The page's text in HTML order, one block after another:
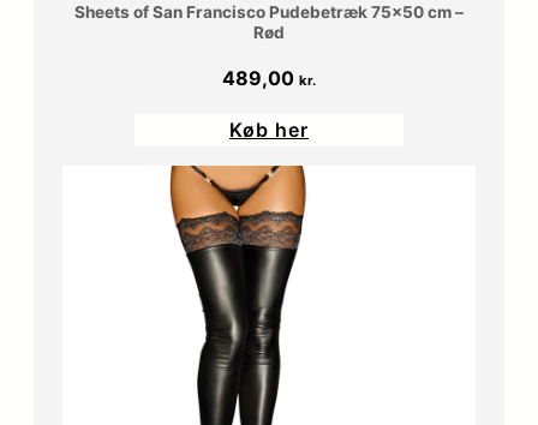
r
.
.
Sheets of San Francisco Pudebetræk 75×50 cm –
Rød
489,00 kr.
Køb her